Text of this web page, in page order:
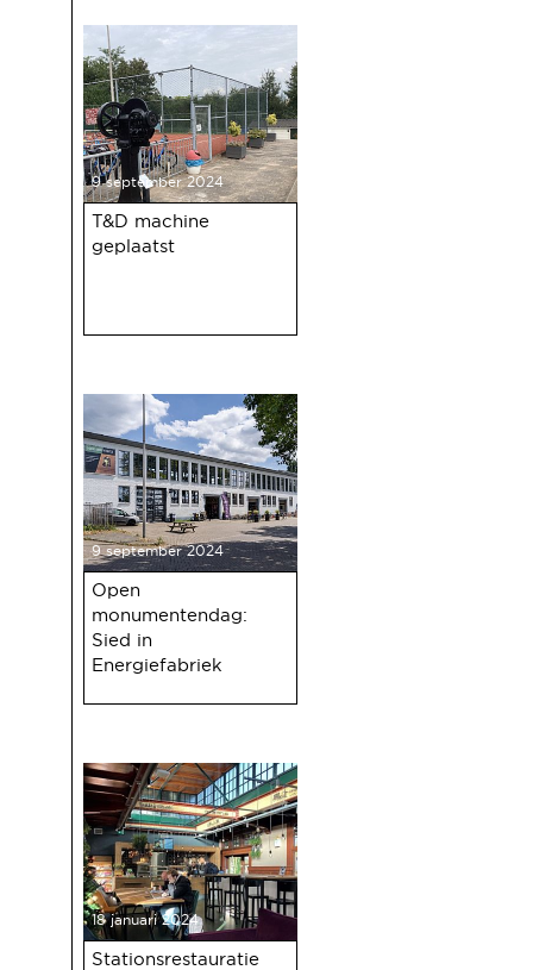
12 december a.s.
9 september 2024
T&D machine
geplaatst
9 september 2024
Open
monumentendag:
Sied in
Energiefabriek
18 januari 2024
Stationsrestauratie